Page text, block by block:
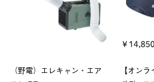
（野電）エレキャン・エア
【オン